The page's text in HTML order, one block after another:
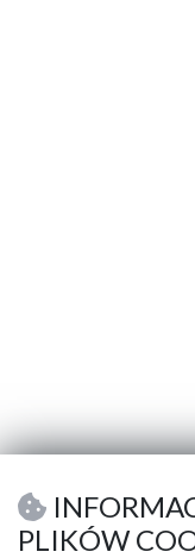
PLIKÓW